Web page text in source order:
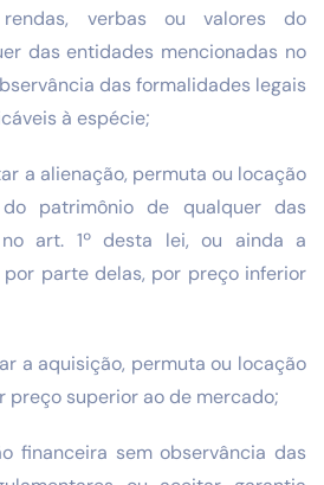
rendas, verbas ou valores do
das entidades mencionadas no
das formalidades legais
à espécie;
a alienação, permuta ou locação
patrimônio de qualquer das
art. 1º desta lei, ou ainda a
parte delas, por preço inferior
a aquisição, permuta ou locação
preço superior ao de mercado;
financeira sem observância das